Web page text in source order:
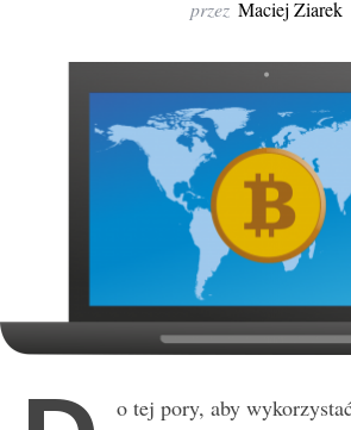
przez Maciej Ziarek
o tej pory, aby